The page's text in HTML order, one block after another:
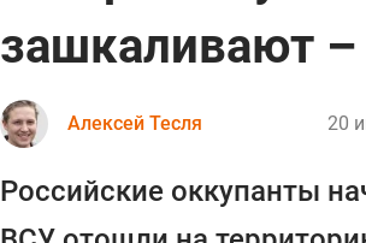
зашкаливают –
Алексей Тесля 20
Российские оккупанты